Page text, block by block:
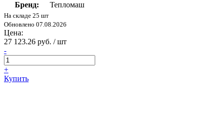
Бренд:
Тепломаш
На складе 25 шт
Обновлено 07.08.2026
Цена:
27 123.26 руб. / шт
-
+
Купить